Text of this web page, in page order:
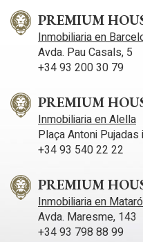
PREMIUM
Inmobiliaria en
Avda. Pau Casals, 5
+34 93 200 30 79
PREMIUM
Inmobiliaria en Alella
Plaça Antoni Pujadas
+34 93 540 22 22
PREMIUM
Inmobiliaria en Mataró
Avda. Maresme, 143
+34 93 798 88 99